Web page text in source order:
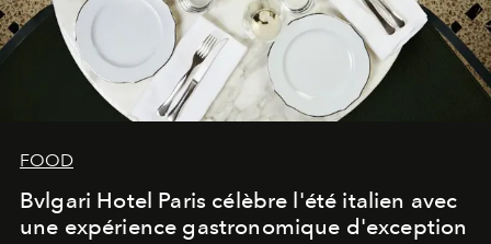
FOOD
Bvlgari Hotel Paris célèbre l'été italien avec
une expérience gastronomique d'exception